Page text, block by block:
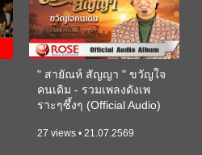
" สายัณห์ สัญญา " ขวัญใจ
คนเดิม - รวมเพลงดังเพ
ราะๆซึ้งๆ (Official Audio)
27 views • 21.07.2569